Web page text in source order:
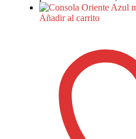
Añadir al carrito